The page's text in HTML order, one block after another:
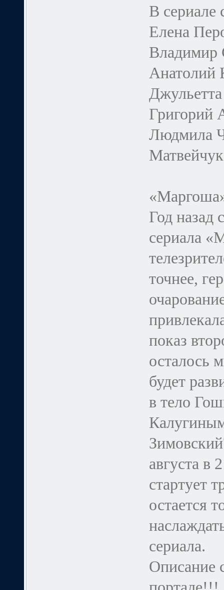
В сериале
Елена
Владимир
Анатолий
Григорий
Людмила
Матвейчук
Год назад
сериала
точнее,
показ
осталось
будет
в тело
августа в
стартует
остается
сериала.
Описание